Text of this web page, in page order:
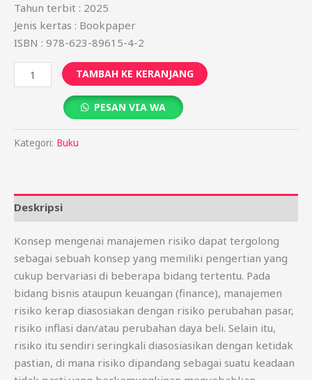
Tahun terbit : 2025
Jenis kertas : Bookpaper
ISBN : 978-623-89615-4-2
TAMBAH KE KERANJANG
PESAN VIA WA
Kategori: Buku
Deskripsi
Konsep mengenai manajemen risiko dapat tergolong
sebagai sebuah konsep yang memiliki pengertian yang
cukup bervariasi di beberapa bidang tertentu. Pada
bidang bisnis ataupun keuangan (finance), manajemen
risiko kerap diasosiakan dengan risiko perubahan pasar,
risiko inflasi dan/atau perubahan daya beli. Selain itu,
risiko itu sendiri seringkali diasosiasikan dengan ketidak
pastian, di mana risiko dipandang sebagai suatu keadaan